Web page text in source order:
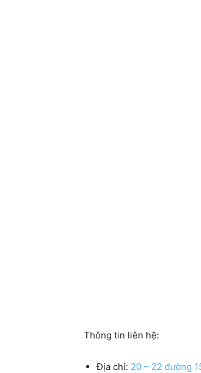
Thông tin liên hệ:
Địa chỉ: 20 – 22 đường